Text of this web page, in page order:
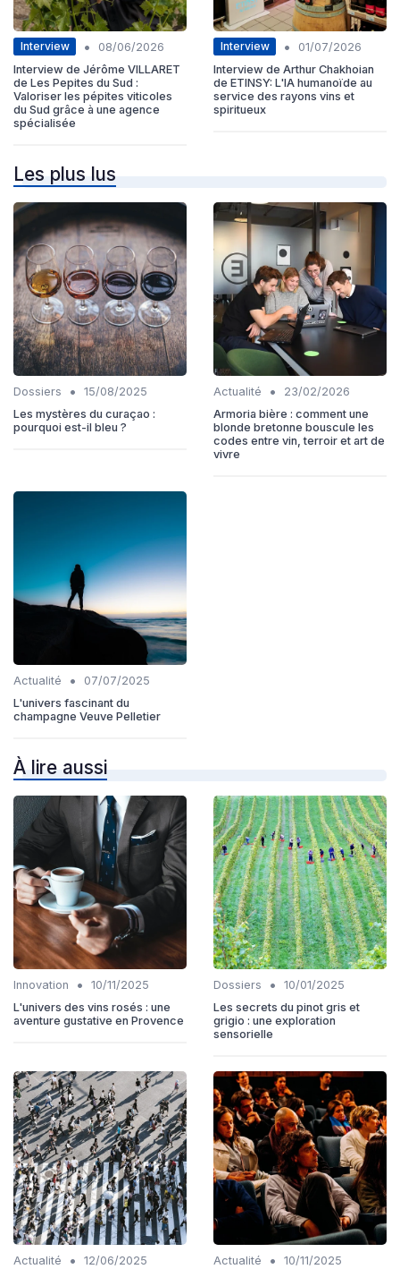
Interview •
08/06/2026
Interview de Jérôme VILLARET
de Les Pepites du Sud :
Valoriser les pépites viticoles
du Sud grâce à une agence
spécialisée
Interview •
01/07/2026
Interview de Arthur Chakhoian
de ETINSY: L'IA humanoïde au
service des rayons vins et
spiritueux
Les plus lus
Dossiers •
15/08/2025
Les mystères du curaçao :
pourquoi est-il bleu ?
Actualité •
23/02/2026
Armoria bière : comment une
blonde bretonne bouscule les
codes entre vin, terroir et art de
vivre
Actualité •
07/07/2025
L'univers fascinant du
champagne Veuve Pelletier
À lire aussi
Innovation •
10/11/2025
L'univers des vins rosés : une
aventure gustative en Provence
Dossiers •
10/01/2025
Les secrets du pinot gris et
grigio : une exploration
sensorielle
Actualité •
12/06/2025
Actualité •
10/11/2025